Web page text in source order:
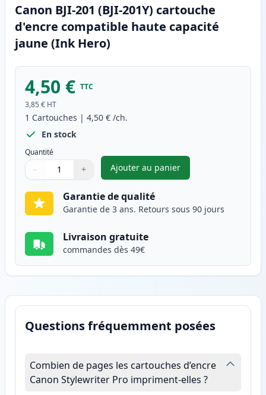
Canon BJI-201 (BJI-201Y) cartouche
d'encre compatible haute capacité
jaune (Ink Hero)
4,50 € TTC
3,85 € HT
1 Cartouches | 4,50 € /ch.
En stock
Quantité
Quantité
Utilisez les boutons pour ajuster
− +
Quantité
Ajouter au panier
,Canon BJI-201 (BJI-201Y)
Garantie de qualité
Garantie de 3 ans. Retours sous 90 jours
Livraison gratuite
commandes dès 49€
Questions fréquemment posées
Combien de pages les cartouches d’encre
Canon Stylewriter Pro impriment-elles ?